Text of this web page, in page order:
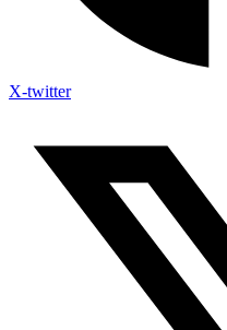
X-twitter